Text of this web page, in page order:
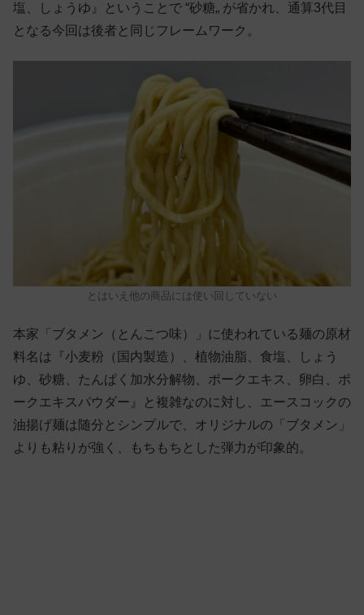
塩、しょうゆ』ということで “砂糖„ が省かれ、通算3代目
となる今回は後者と同じフレームワーク。
とはいえ他の商品には使い回していない
本家「ブタメン（とんこつ味）」に使われている麺の原材
料名は『小麦粉（国内製造）、植物油脂、食塩、しょう
ゆ、砂糖、たんぱく加水分解物、ポークエキス、卵白、ポ
ークエキスパウダー』と複雑なのに対し、エースコックの
油揚げ麺は随分とシンプルで、オリジナルの「ブタメン」
よりも粘りが強く、もちもちとした弾力が印象的。